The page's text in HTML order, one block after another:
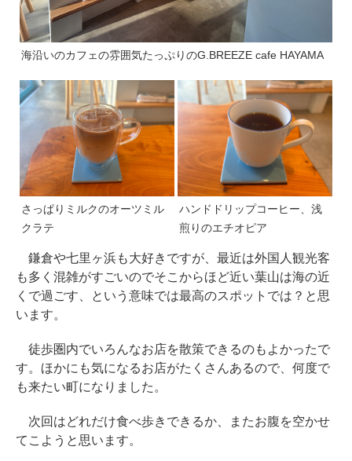
海沿いのカフェの雰囲気たっぷりのG.BREEZE cafe HAYAMA
さっぱりミルクのオーツミル
クラテ
ハンドドリップコーヒー、浅
煎りのエチオピア
鎌倉や七里ヶ浜も大好きですが、最近は外国人観光客
も多く混雑がすごいのでそこからほど近い葉山は海の近
くで過ごす、という意味では最高のスポットでは？と思
います。
徒歩圏内でいろんなお店を散策できるのもよかったで
す。ほかにも気になるお店がたくさんあるので、何度で
も来たい町になりました。
次回はどれだけ食べ歩きできるか、またお腹を空かせ
てこようと思います。